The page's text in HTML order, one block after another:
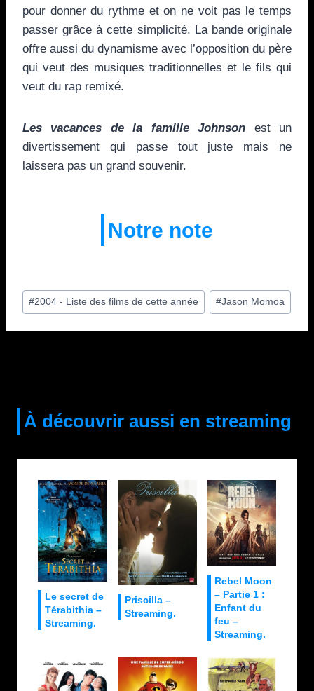
pour donner du rythme et on ne voit pas le temps
passer grâce à cette simplicité. La bande originale
offre aussi du dynamisme avec l’opposition du père
qui veut des musiques traditionnelles et le fils qui
veut du rap remixé.
Les vacances de la famille Johnson est un
divertissement qui passe tout juste mais ne
laissera pas un grand souvenir.
Notre note
Étiquettes
de
la
#2004 - Liste des films de cette année #Jason Momoa
À découvrir aussi en streaming
Le secret de
Térabithia –
Streaming.
Priscilla –
Streaming.
Rebel Moon
– Partie 1 :
Enfant du
feu –
Streaming.